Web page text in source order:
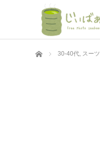
ホーム 30-40代, スーツ